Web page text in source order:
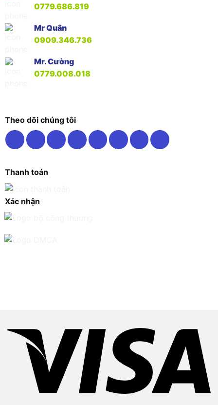
0779.686.819
Mr Quân
0909.346.736
Mr. Cường
0779.008.018
Theo dõi chúng tôi
Thanh toán
Xác nhận